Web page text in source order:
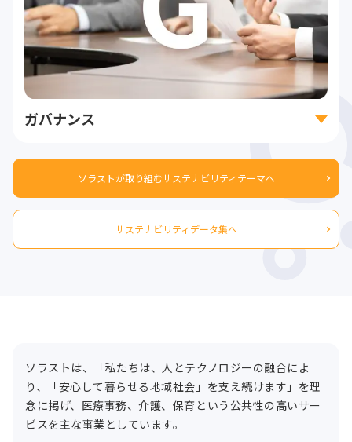
ガバナンス
ソラストが取り組むサステナビリティテーマへ
サステナビリティデータ集へ
ソラストは、「私たちは、人とテクノロジーの融合によ
り、「安心して暮らせる地域社会」を支え続けます」を理
念に掲げ、医療事務、介護、保育という公共性の高いサー
ビスを主な事業としています。